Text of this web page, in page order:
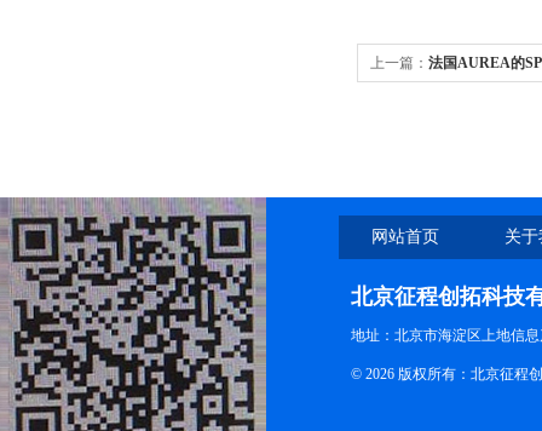
上一篇： 法国AUREA的
网站首页 关
北京征程创拓科技
地址：北京市海淀区上地信
© 2026 版权所有：北京征程